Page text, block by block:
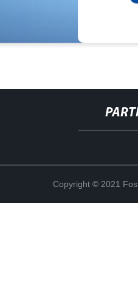
Copyright © 2021